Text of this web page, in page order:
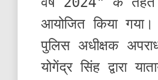
आयोजित किया गया।
पुलिस अधीक्षक
योगेंद्र सिंह द्वारा